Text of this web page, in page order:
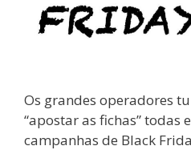
Os grandes operadores
“apostar as fichas” todas
campanhas de Black